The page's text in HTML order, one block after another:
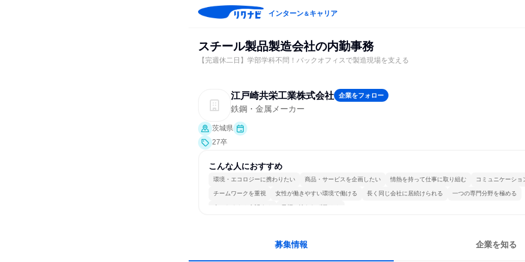
インターン＆キャリア
スチール製品製造会社の内勤事務
【完週休二日】学部学科不問！バックオフィスで製造現場を支える
江戸崎共栄工業株式会社 企業をフォロー
鉄鋼・金属メーカー
茨城県
27卒
こんな人におすすめ
環境・エコロジーに携わりたい 商品・サービスを企画したい 情熱を持って仕事に取り組む コミュニケーショ
チームワークを重視 女性が働きやすい環境で働ける 長く同じ会社に居続けられる 一つの専門分野を極める
人とたくさん会話する 目標に追われず働ける
募集情報 企業を知る